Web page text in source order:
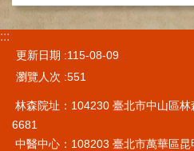
健
康
查
中
(Health
Management
Center)
:::
更新日期
115-08-09
瀏覽人次 551
林森院址：104230 臺北市中山區
6681
中醫中心：108203 臺北市萬華區昆